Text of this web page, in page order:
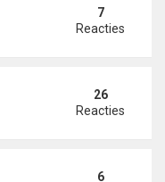
2016
7
Reacties
( #YRA15 )
26
Reacties
6